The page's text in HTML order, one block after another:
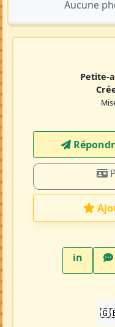
Aucune
Petite-
in